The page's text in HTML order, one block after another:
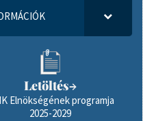
Letöltés→
Elnökségének programja
2025-2029